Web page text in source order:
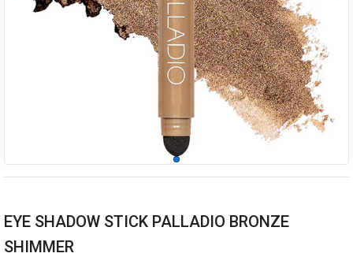
EYE SHADOW STICK PALLADIO BRONZE
SHIMMER